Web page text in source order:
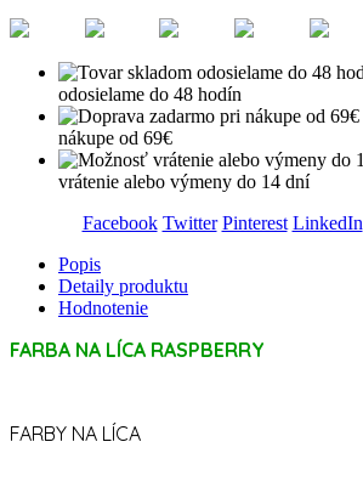
odosielame do 48 hodín
nákupe od 69€
vrátenie alebo výmeny do 14 dní
Facebook Twitter Pinterest LinkedIn
Popis
Detaily produktu
Hodnotenie
FARBA NA LÍCA RASPBERRY
FARBY NA LÍCA